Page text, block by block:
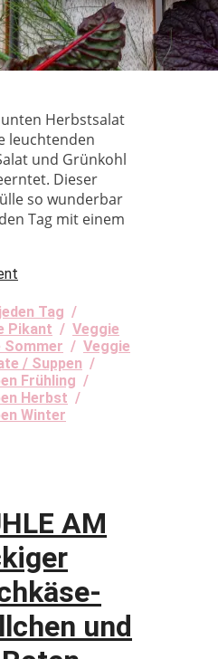
Herbstsalat
leuchtenden
und Grünkohl
Dieser
so wunderbar
Tag mit einem
Tag /
Pikant / Veggie
Sommer / Veggie
/ Suppen /
Frühling /
Herbst /
Winter
AM
und